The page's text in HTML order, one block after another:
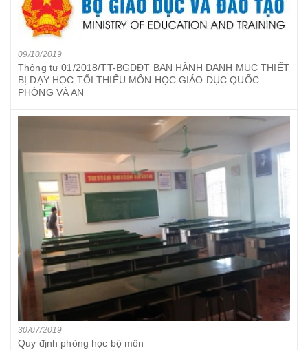
09/10/2019
Thông tư 01/2018/TT-BGDĐT BAN HÀNH DANH MỤC THIẾT
BỊ DẠY HỌC TỐI THIỂU MÔN HỌC GIÁO DỤC QUỐC
PHÒNG VÀ AN
30/07/2019
Quy định phòng học bộ môn